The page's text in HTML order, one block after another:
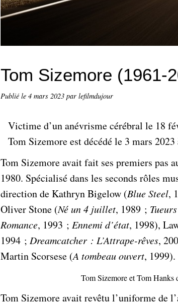
Tom Sizemore (1961-
Publié le 4 mars 2023 par lefilmdujour
Victime d’un anévrisme cérébral le 18
Tom Sizemore est décédé le 3 mars 2023
Tom Sizemore avait fait ses premiers pas
1980. Spécialisé dans les seconds rôles
direction de Kathryn Bigelow (Blue Steel,
Oliver Stone (Né un 4 juillet, 1989 ;
Romance, 1993 ; Ennemi d’état, 1998),
1994 ; Dreamcatcher : L’Attrape-rêves,
Martin Scorsese (A tombeau ouvert, 1999).
Tom Sizemore et Tom Hanks
Tom Sizemore avait revêtu l’uniforme de